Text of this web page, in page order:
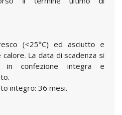
(<25°C) ed asciutto e
La data di scadenza si
in confezione integra e
integro: 36 mesi.